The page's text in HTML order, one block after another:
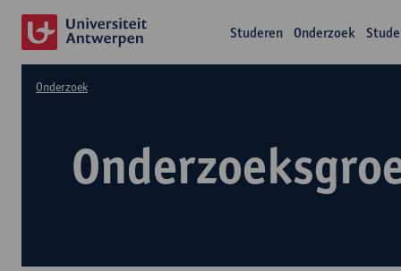
Studeren Onderzoek
Onderzoek